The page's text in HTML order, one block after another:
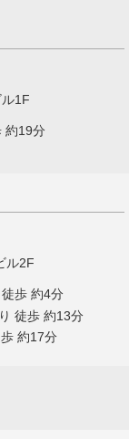
1F
約19分
ル2F
歩 約4分
徒歩 約13分
約17分